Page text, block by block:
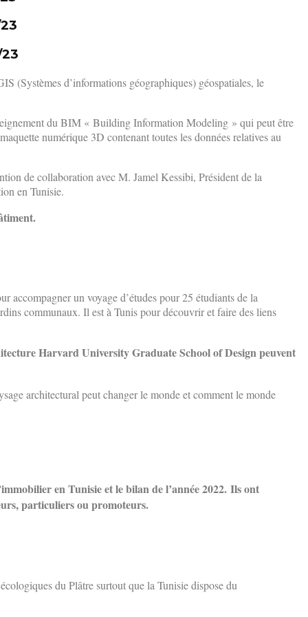
(Systèmes d’informations géographiques) géospatiales, le
du BIM « Building Information Modeling » qui peut être
numérique 3D contenant toutes les données relatives au
de collaboration avec M. Jamel Kessibi, Président de la
en Tunisie.
accompagner un voyage d’études pour 25 étudiants de la
communaux. Il est à Tunis pour découvrir et faire des liens
Harvard University Graduate School of Design peuvent
architectural peut changer le monde et comment le monde
en Tunisie et le bilan de l’année 2022. Ils ont
particuliers ou promoteurs.
du Plâtre surtout que la Tunisie dispose du